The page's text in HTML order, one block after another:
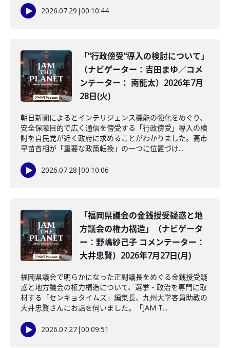
2026.07.29 |00:10:44
「"行政傍受"導入の検討について」
（ナビゲーター：吉田まゆ／コメ
ンテーター： 南龍太）2026年7月
28日(火)
朝日新聞によるとインテリジェンス機能の強化をめぐり、
安全保障目的で広く通信を傍受する「行政傍受」導入の検
討を自民党が近く政府に求めることがわかりました。高市
早苗首相が「重要な政策転換」の一つに位置づけ...
2026.07.28 |00:10:06
「福岡県議会の金銭授受疑惑と地
方議会の権力構造」（ナビゲータ
ー：野嶋紗己子 コメンテーター：
大井忠賢）2026年7月27日(月)
福岡県議会で明らかになった正副議長をめぐる金銭授受疑
惑と地方議会の権力構造について、選挙・政治を専門に取
材する「センキョタイムズ」編集長、九州大学客員助教の
大井忠賢さんにお話を伺いました。「JAM T...
2026.07.27|00:09:51